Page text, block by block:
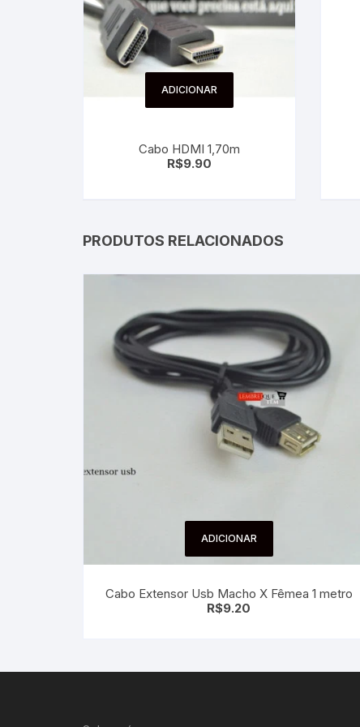
ADICIONAR
Cabo HDMI 1,70m
R$9.90
PRODUTOS RELACIONADOS
ADICIONAR
Cabo Extensor Usb Macho X Fêmea 1 metro
R$9.20